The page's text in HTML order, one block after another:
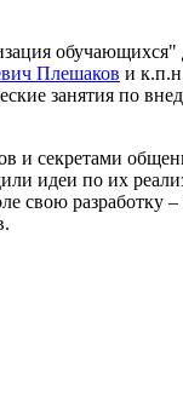
обучающихся"
Плешаков и
занятия по
и секретами
идеи по их
разработку –